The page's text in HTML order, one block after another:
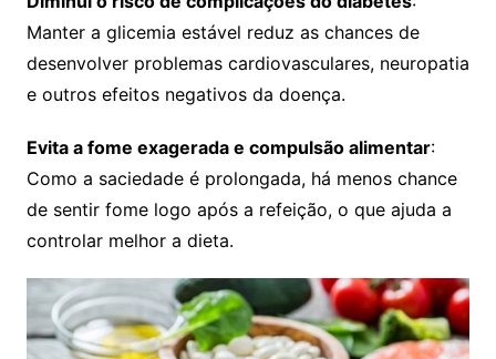
Manter a glicemia estável reduz as chances de
desenvolver problemas cardiovasculares, neuropatia
e outros efeitos negativos da doença.
Evita a fome exagerada e compulsão alimentar:
Como a saciedade é prolongada, há menos chance
de sentir fome logo após a refeição, o que ajuda a
controlar melhor a dieta.